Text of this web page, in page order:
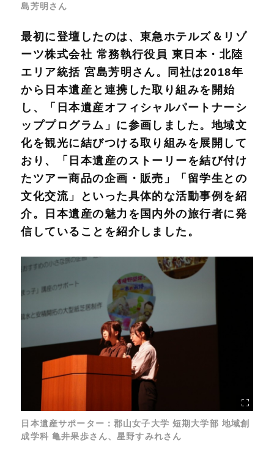
島芳明さん
最初に登壇したのは、東急ホテルズ＆リゾ
ーツ株式会社 常務執行役員 東日本・北陸
エリア統括 宮島芳明さん。同社は2018年
から日本遺産と連携した取り組みを開始
し、「日本遺産オフィシャルパートナーシ
ッププログラム」に参画しました。地域文
化を観光に結びつける取り組みを展開して
おり、「日本遺産のストーリーを結び付け
たツアー商品の企画・販売」「留学生との
文化交流」といった具体的な活動事例を紹
介。日本遺産の魅力を国内外の旅行者に発
信していることを紹介しました。
日本遺産サポーター：郡山女子大学 短期大学部 地域創
成学科 亀井果歩さん、星野すみれさん